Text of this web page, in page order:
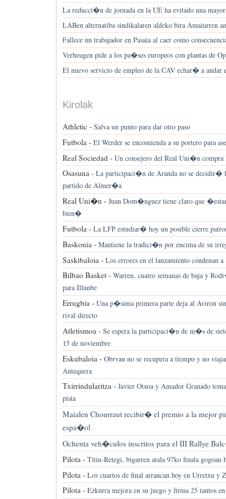
La reducci�n de jornada en la UE ha evitado una
LABen alternatiba sindikalaren aldeko bira Amaiurren
Fallece un trabajador en Pasaia al caer como
Verheugen pide a los pa�ses europeos con plantas de
El nuevo servicio de empleo de la CAV echar� a andar
Kirolak
Athletic - Salva un punto para dar otro paso
Futbola - El Werder se encomienda a su portero para
Real Sociedad - Un consejero del Real Uni�n compra
Osasuna - La participaci�n de Aranda no se decidir�
partido de Almer�a
Real Uni�n - Juan Dom�nguez tiene claro que
bien�
Futbola - La LFP estudiar� hoy un posible cierre
Baskonia - Mantiene la tradici�n por encima de su
Saskibaloia - Los errores en el lanzamiento condenan
Bilbao Basket - Warren, cuatro semanas de baja y
para Illunbe
Errugbia - Una p�sima primera parte deja al Aviron
rival directo
Atletismoa - Se espera la participaci�n de m�s de
15 de noviembre
Eskubaloia - Obrvan no se recupera a tiempo y no
Antequera
Txirrindularitza - Javier Otxoa y Amador Granado
pista
Maialen Chourraut recibir� el premio a la mejor
espa�ol
Ochenta veh�culos inscritos para el III Rallye
Pilota - Titin-Retegi, bigarren atala 97ko finala gogoan
Pilota - Los cuartos de final arrancan hoy en Urretxu y
Pilota - Ezkurra mejora en su juego y firma 25 tantos